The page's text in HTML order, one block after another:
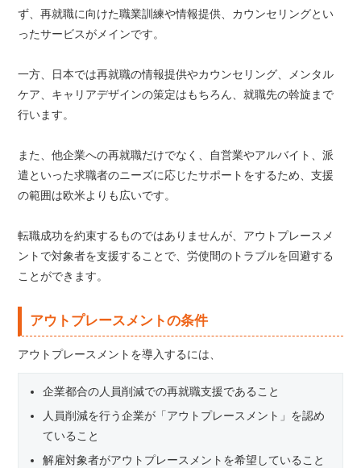
ず、再就職に向けた職業訓練や情報提供、カウンセリングとい
ったサービスがメインです。
一方、日本では再就職の情報提供やカウンセリング、メンタル
ケア、キャリアデザインの策定はもちろん、就職先の斡旋まで
行います。
また、他企業への再就職だけでなく、自営業やアルバイト、派
遣といった求職者のニーズに応じたサポートをするため、支援
の範囲は欧米よりも広いです。
転職成功を約束するものではありませんが、アウトプレースメ
ントで対象者を支援することで、労使間のトラブルを回避する
ことができます。
アウトプレースメントの条件
アウトプレースメントを導入するには、
企業都合の人員削減での再就職支援であること
人員削減を行う企業が「アウトプレースメント」を認め
ていること
解雇対象者がアウトプレースメントを希望していること